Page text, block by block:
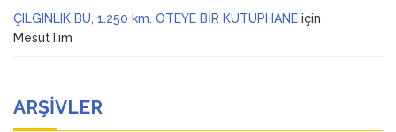
ÇILGINLIK BU, 1.250 km. ÖTEYE BİR KÜTÜPHANE için
MesutTim
ARŞIVLER